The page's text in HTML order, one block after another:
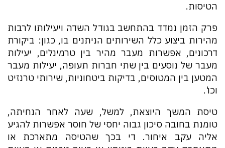
הטיסות.
פרק הזמן נמדד בהתחשב בגודל השדה ויעילותו לרבות
מהירות ביצוע כלל השירותים הניתנים בו, כגון: ביקורת
דרכונים, אפשרות מעבר מהיר בין טרמינלים, יעילות
מעבר של נוסעים בין שתי חברות תעופה, יעילות מעבר
המטען בין המטוסים, בדיקות ביטחוניות, שירותי טרנזיט
וכו'.
טיסת המשך היוצאת, למשל, שעה לאחר הנחיתה,
טומנת בחובה סיכון גבוה יחסי של חוסר אפשרות להגיע
אליה עקב איחור. די בכך שהטיסה מתארכת או